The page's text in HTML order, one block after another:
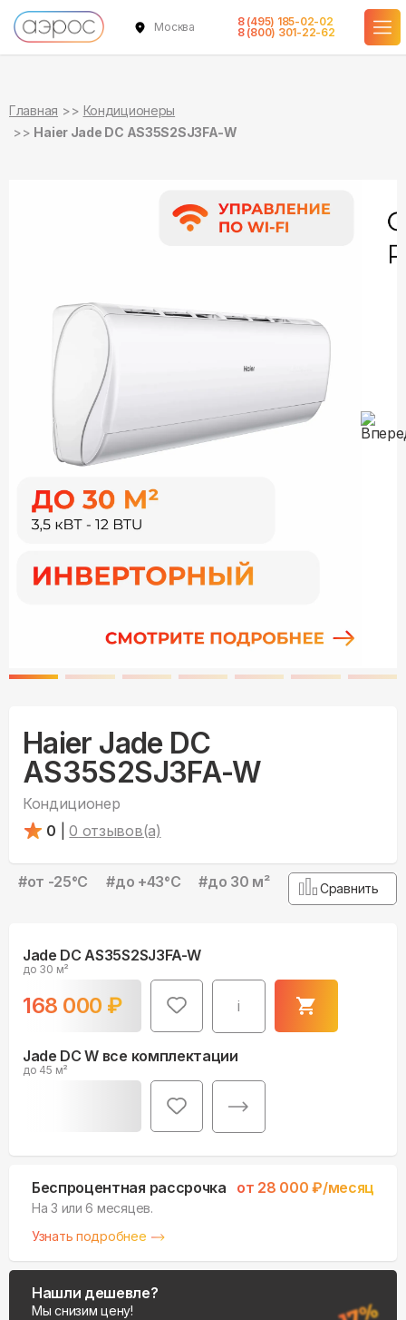
Москва
8 (495) 185-02-02
8 (800) 301-22-62
Главная
Кондиционеры
Haier Jade DC AS35S2SJ3FA-W
Haier Jade DC
AS35S2SJ3FA-W
Кондиционер
0
0 отзывов(а)
#от -25°С #до +43°С #до 30 м² Сравнить
Jade DC AS35S2SJ3FA-W
до 30 м²
168 000 ₽ i
в наличии
Jade DC W все комплектации
до 45 м²
в наличии
Беспроцентная рассрочка от 28 000 ₽/месяц
На 3 или 6 месяцев.
Узнать подробнее
Нашли дешевле?
Мы снизим цену!